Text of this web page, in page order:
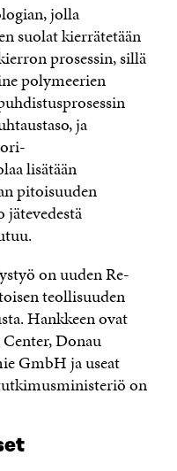
jolla
suolat kierrätetään
prosessin, sillä
polymeerien
ja
lisätään
pitoisuuden
jätevedestä
on uuden Re-
teollisuuden
Hankkeen ovat
Donau
GmbH ja useat
on